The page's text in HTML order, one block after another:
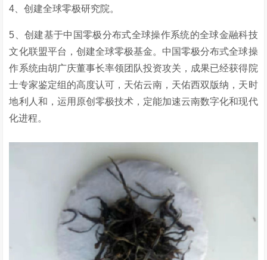
4、创建全球零极研究院。
5、创建基于中国零极分布式全球操作系统的全球金融科技
文化联盟平台，创建全球零极基金。中国零极分布式全球操
作系统由胡广庆董事长率领团队投资攻关，成果已经获得院
士专家鉴定组的高度认可，天佑云南，天佑西双版纳，天时
地利人和，运用原创零极技术，定能加速云南数字化和现代
化进程。